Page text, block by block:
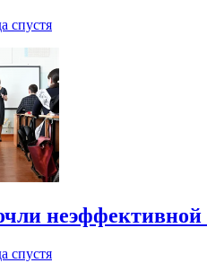
спустя
спустя